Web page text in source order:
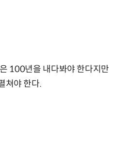
100년을 내다봐야 한다지만
쳐야 한다.